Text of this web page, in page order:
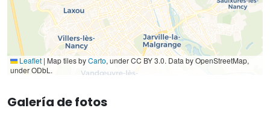
Leaflet | Map tiles byCarto, under CC BY 3.0. Data by OpenStreetMap,
under ODbL.
Galería de fotos